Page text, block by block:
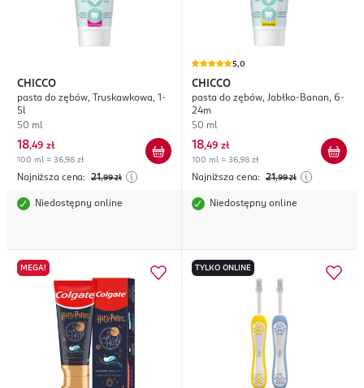
CHICCO
pasta do zębów, Truskawkowa, 1-
5l
50 ml
18,49 zł
100 ml = 36,98 zł
Najniższa cena: 21,99 zł
Niedostępny online
5,0
CHICCO
pasta do zębów, Jabłko-Banan, 6-
24m
50 ml
18,49 zł
100 ml = 36,98 zł
Najniższa cena: 21,99 zł
Niedostępny online
MEGA! TYLKO ONLINE